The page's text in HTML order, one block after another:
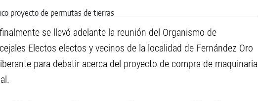
se llevó adelante la reunión del Organismo de
Electos electos y vecinos de la localidad de Fernández Oro
para debatir acerca del proyecto de compra de maquinaria